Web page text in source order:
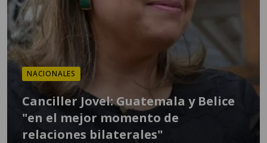
NACIONALES
Canciller Jovel: Guatemala y Belice
"en el mejor momento de
relaciones bilaterales"